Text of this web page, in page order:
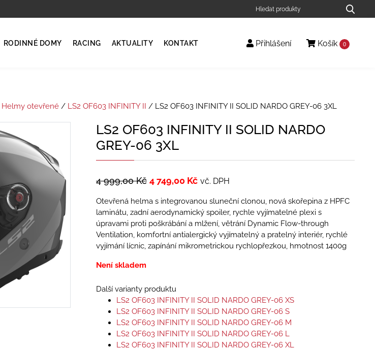
RODINNÉ DOMY RACING AKTUALITY KONTAKT Přihlášení Košík 0
Helmy otevřené/ LS2 OF603 INFINITY II / LS2 OF603 INFINITY II SOLID NARDO GREY-06 3XL
LS2 OF603 INFINITY II SOLID NARDO
GREY-06 3XL
4 999,00Kč 4 749,00 Kč vč. DPH
Otevřená helma s integrovanou sluneční clonou, nová skořepina z HPFC
laminátu, zadní aerodynamický spoiler, rychle vyjímatelné plexi s
úpravami proti poškrábání a mlžení, větrání Dynamic Flow-­through
Ventilation, komfortní antialergický vyjímatelný a pratelný interiér, rychlé
vyjímání lícnic, zapínání mikrometrickou rychlopřezkou, hmotnost 1400g
Není skladem
Další varianty produktu
LS2 OF603 INFINITY II SOLID NARDO GREY-06 XS
LS2 OF603 INFINITY II SOLID NARDO GREY-06 S
LS2 OF603 INFINITY II SOLID NARDO GREY-06 M
LS2 OF603 INFINITY II SOLID NARDO GREY-06 L
LS2 OF603 INFINITY II SOLID NARDO GREY-06 XL